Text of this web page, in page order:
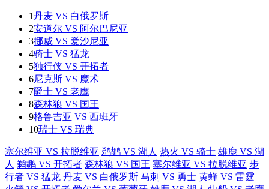
1丹麦 VS 白俄罗斯
2安道尔 VS 阿尔巴尼亚
3挪威 VS 爱沙尼亚
4骑士 VS 猛龙
5独行侠 VS 开拓者
6尼克斯 VS 魔术
7爵士 VS 老鹰
8森林狼 VS 国王
9格鲁吉亚 VS 西班牙
10瑞士 VS 瑞典
塞尔维亚 VS 拉脱维亚 鹈鹕 VS 湖人 热火 VS 骑士 雄鹿 VS 湖
人 鹈鹕 VS 开拓者 森林狼 VS 国王 塞尔维亚 VS 拉脱维亚 步
行者 VS 猛龙 丹麦 VS 白俄罗斯 马刺 VS 勇士 黄蜂 VS 雷霆